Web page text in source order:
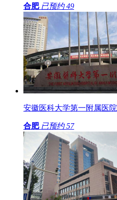
合肥 已预约 49
安徽医科大学第一附属医院
合肥 已预约 57